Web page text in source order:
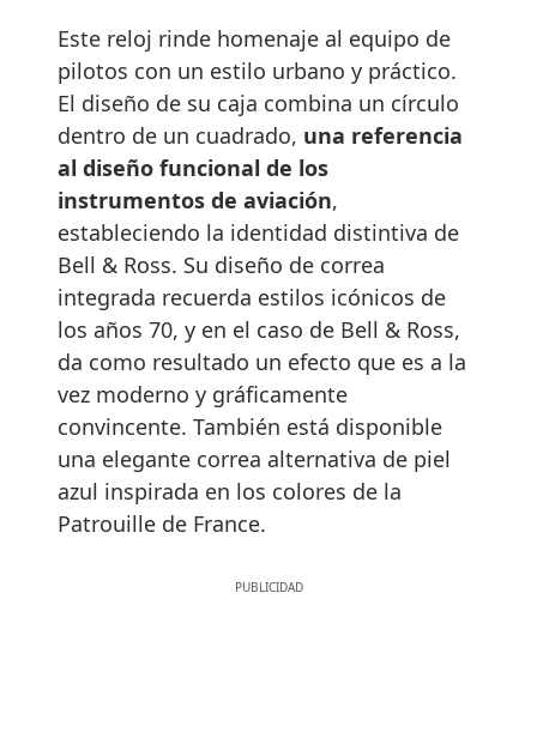
Este reloj rinde homenaje al equipo de
pilotos con un estilo urbano y práctico.
El diseño de su caja combina un círculo
dentro de un cuadrado, una referencia
al diseño funcional de los
instrumentos de aviación,
estableciendo la identidad distintiva de
Bell & Ross. Su diseño de correa
integrada recuerda estilos icónicos de
los años 70, y en el caso de Bell & Ross,
da como resultado un efecto que es a la
vez moderno y gráficamente
convincente. También está disponible
una elegante correa alternativa de piel
azul inspirada en los colores de la
Patrouille de France.